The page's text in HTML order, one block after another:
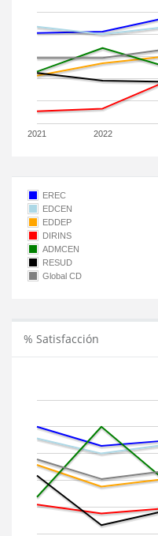
2021 2022
EREC
EDCEN
EDDEP
DIRINS
ADMCEN
RESUD
Global CD
% Satisfacción